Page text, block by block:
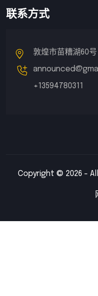
联系方式
敦煌市苗糟湖60号
+13594780311
Copyright © 2026 -